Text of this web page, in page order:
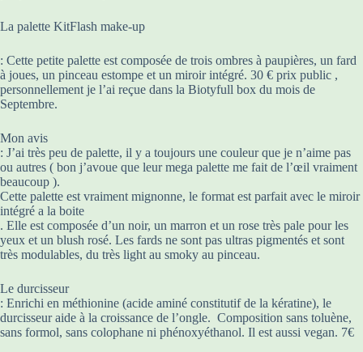
La palette KitFlash make-up
: Cette petite palette est composée de trois ombres à paupières, un fard
à joues, un pinceau estompe et un miroir intégré. 30 € prix public ,
personnellement je l’ai reçue dans la Biotyfull box du mois de
Septembre.
Mon avis
: J’ai très peu de palette, il y a toujours une couleur que je n’aime pas
ou autres ( bon j’avoue que leur mega palette me fait de l’œil vraiment
beaucoup ).
Cette palette est vraiment mignonne, le format est parfait avec le miroir
intégré a la boite
. Elle est composée d’un noir, un marron et un rose très pale pour les
yeux et un blush rosé. Les fards ne sont pas ultras pigmentés et sont
très modulables, du très light au smoky au pinceau.
Le durcisseur
: Enrichi en méthionine (acide aminé constitutif de la kératine), le
durcisseur aide à la croissance de l’ongle. Composition sans toluène,
sans formol, sans colophane ni phénoxyéthanol. Il est aussi vegan. 7€